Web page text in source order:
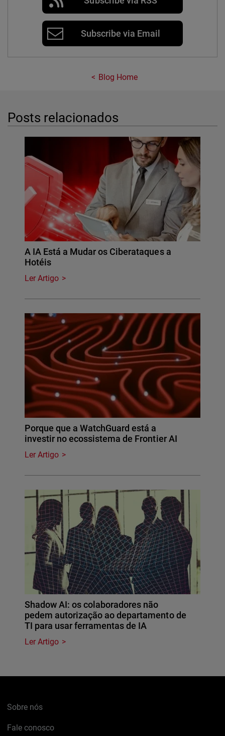
Subscribe via Email
Blog Home
Posts relacionados
A IA Está a Mudar os Ciberataques a
Hotéis
Ler Artigo
Porque que a WatchGuard está a
investir no ecossistema de Frontier AI
Ler Artigo
Shadow AI: os colaboradores não
pedem autorização ao departamento de
TI para usar ferramentas de IA
Ler Artigo
Sobre nós
Fale conosco